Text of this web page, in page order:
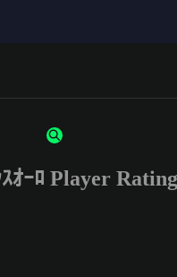
ｵｰﾛ Player